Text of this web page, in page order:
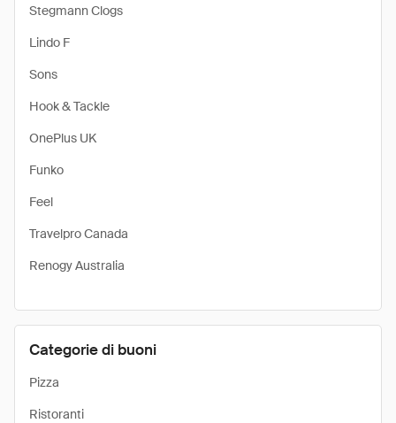
Stegmann Clogs
Lindo F
Sons
Hook & Tackle
OnePlus UK
Funko
Feel
Travelpro Canada
Renogy Australia
Categorie di buoni
Pizza
Ristoranti